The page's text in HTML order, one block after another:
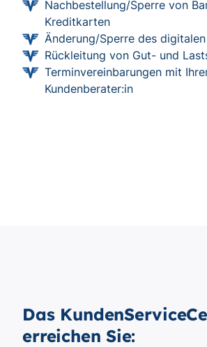
Nachbestellung/Sperre von
Kreditkarten
Änderung/Sperre des
Rückleitung von Gut- und
Terminvereinbarungen mit
Kundenberater:in
Das
erreichen Sie: